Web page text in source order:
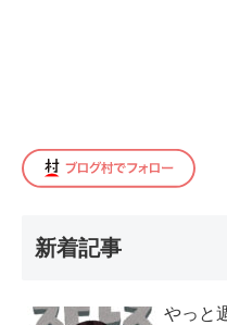
新着記事
やっと